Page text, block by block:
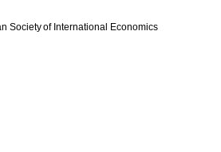
Society of International Economics